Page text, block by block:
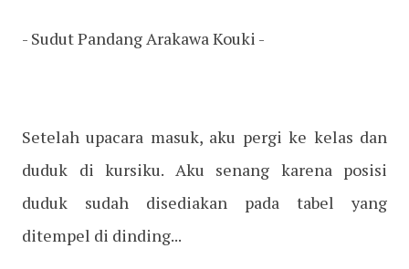
- Sudut Pandang Arakawa Kouki -
Setelah upacara masuk, aku pergi ke kelas dan
duduk di kursiku. Aku senang karena posisi
duduk sudah disediakan pada tabel yang
ditempel di dinding...